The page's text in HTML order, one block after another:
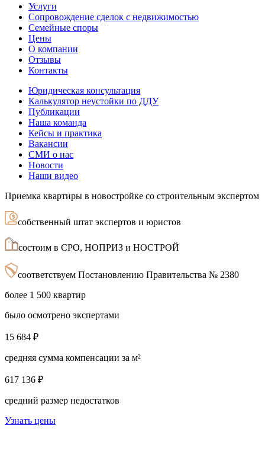
Услуги
Сопровождение сделок с недвижимостью
Семейные споры
Цены
О компании
Отзывы
Контакты
Юридическая консультация
Калькулятор неустойки по ДДУ
Публикации
Наша команда
Кейсы и практика
Вакансии
СМИ о нас
Новости
Наши видео
Приемка квартиры в новостройке со строительным экспертом
собственный штат экспертов и юристов
состоим в СРО, НОПРИЗ и НОСТРОЙ
соответствуем Постановлению Правительства № 2380
более 1 500 квартир
было осмотрено экспертами
15 684 ₽
средняя сумма компенсации за м²
617 136 ₽
средний размер недостатков
Узнать цены